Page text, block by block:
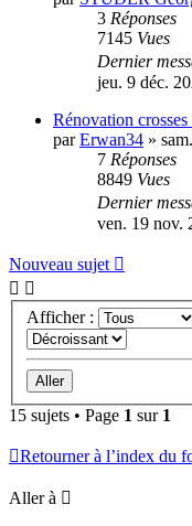
3 Réponses
7145 Vues
Dernier
jeu. 9 déc.
Rénovation
parErwan34 »
7 Réponses
8849 Vues
Dernier
ven. 19 nov.
Nouveau sujet
Afficher :
15 sujets • Page 1 sur 1
Retourner à l’index du
Aller à